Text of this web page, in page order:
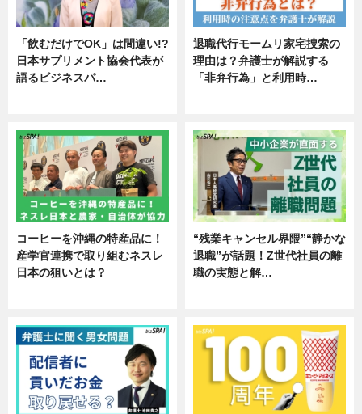
「飲むだけでOK」は間違い!?
日本サプリメント協会代表が
語るビジネスパ…
退職代行モームリ家宅捜索の
理由は？弁護士が解説する
「非弁行為」と利用時…
コーヒーを沖縄の特産品に！
産学官連携で取り組むネスレ
日本の狙いとは？
“残業キャンセル界隈”“静かな
退職”が話題！Z世代社員の離
職の実態と解…